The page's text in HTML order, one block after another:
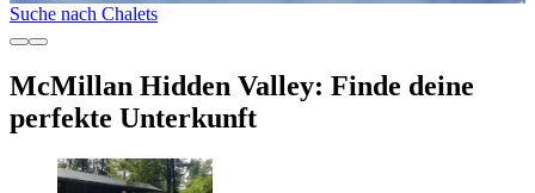
Suche nach Chalets
McMillan Hidden Valley: Finde deine
perfekte Unterkunft